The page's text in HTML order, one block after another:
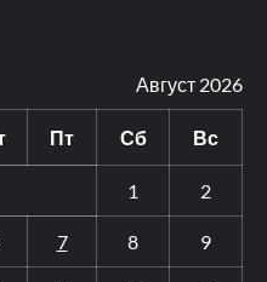
Август 2026
Пт Сб Вс
1 2
7 8 9